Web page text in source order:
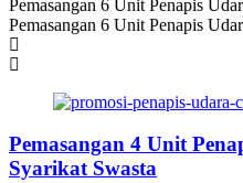
Pemasangan 6 Unit Penapis
Pemasangan 6 Unit Penapis
Pemasangan 4 Unit
Syarikat Swasta